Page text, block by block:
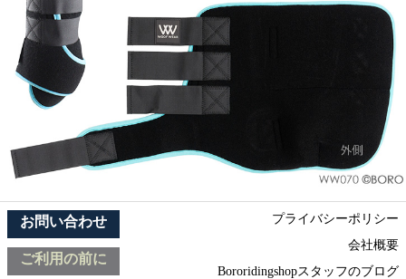
お問い合わせ
ご利用の前に
プライバシーポリシー
会社概要
Bororidingshopスタッフのブログ